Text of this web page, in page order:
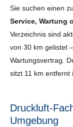
Sie suchen einen
Service, Wartung
Verzeichnis sind
von 30 km gelistet
Wartungsvertrag.
sitzt 11 km entfernt
Druckluft-
Umgebung